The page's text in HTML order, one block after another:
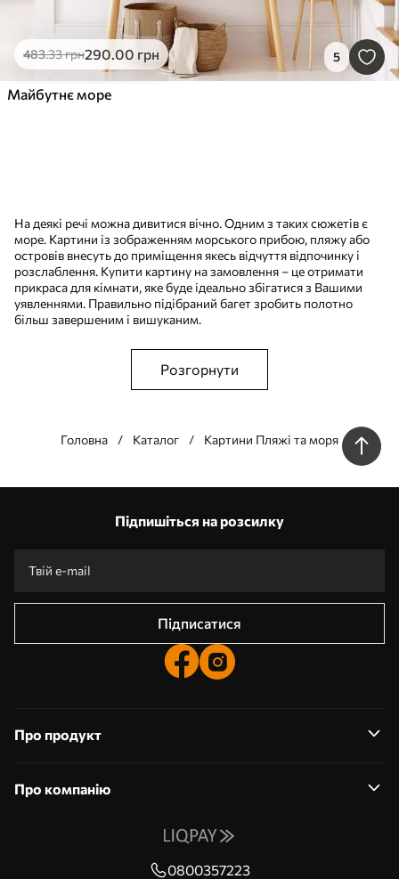
483.33грн290.00 грн 5
Майбутнє море
На деякі речі можна дивитися вічно. Одним з таких сюжетів є
море. Картини із зображенням морського прибою, пляжу або
островів внесуть до приміщення якесь відчуття відпочинку і
розслаблення. Купити картину на замовлення – це отримати
прикраса для кімнати, яке буде ідеально збігатися з Вашими
уявленнями. Правильно підібраний багет зробить полотно
більш завершеним і вишуканим.
Розгорнути
Головна Каталог Картини Пляжі та моря
Виготовлення за індивідуальними розмірами
Промокоди зі знижками до замовлення!
Підпишіться на розсилку
Підписатися
Про продукт
Про компанію
0800357223